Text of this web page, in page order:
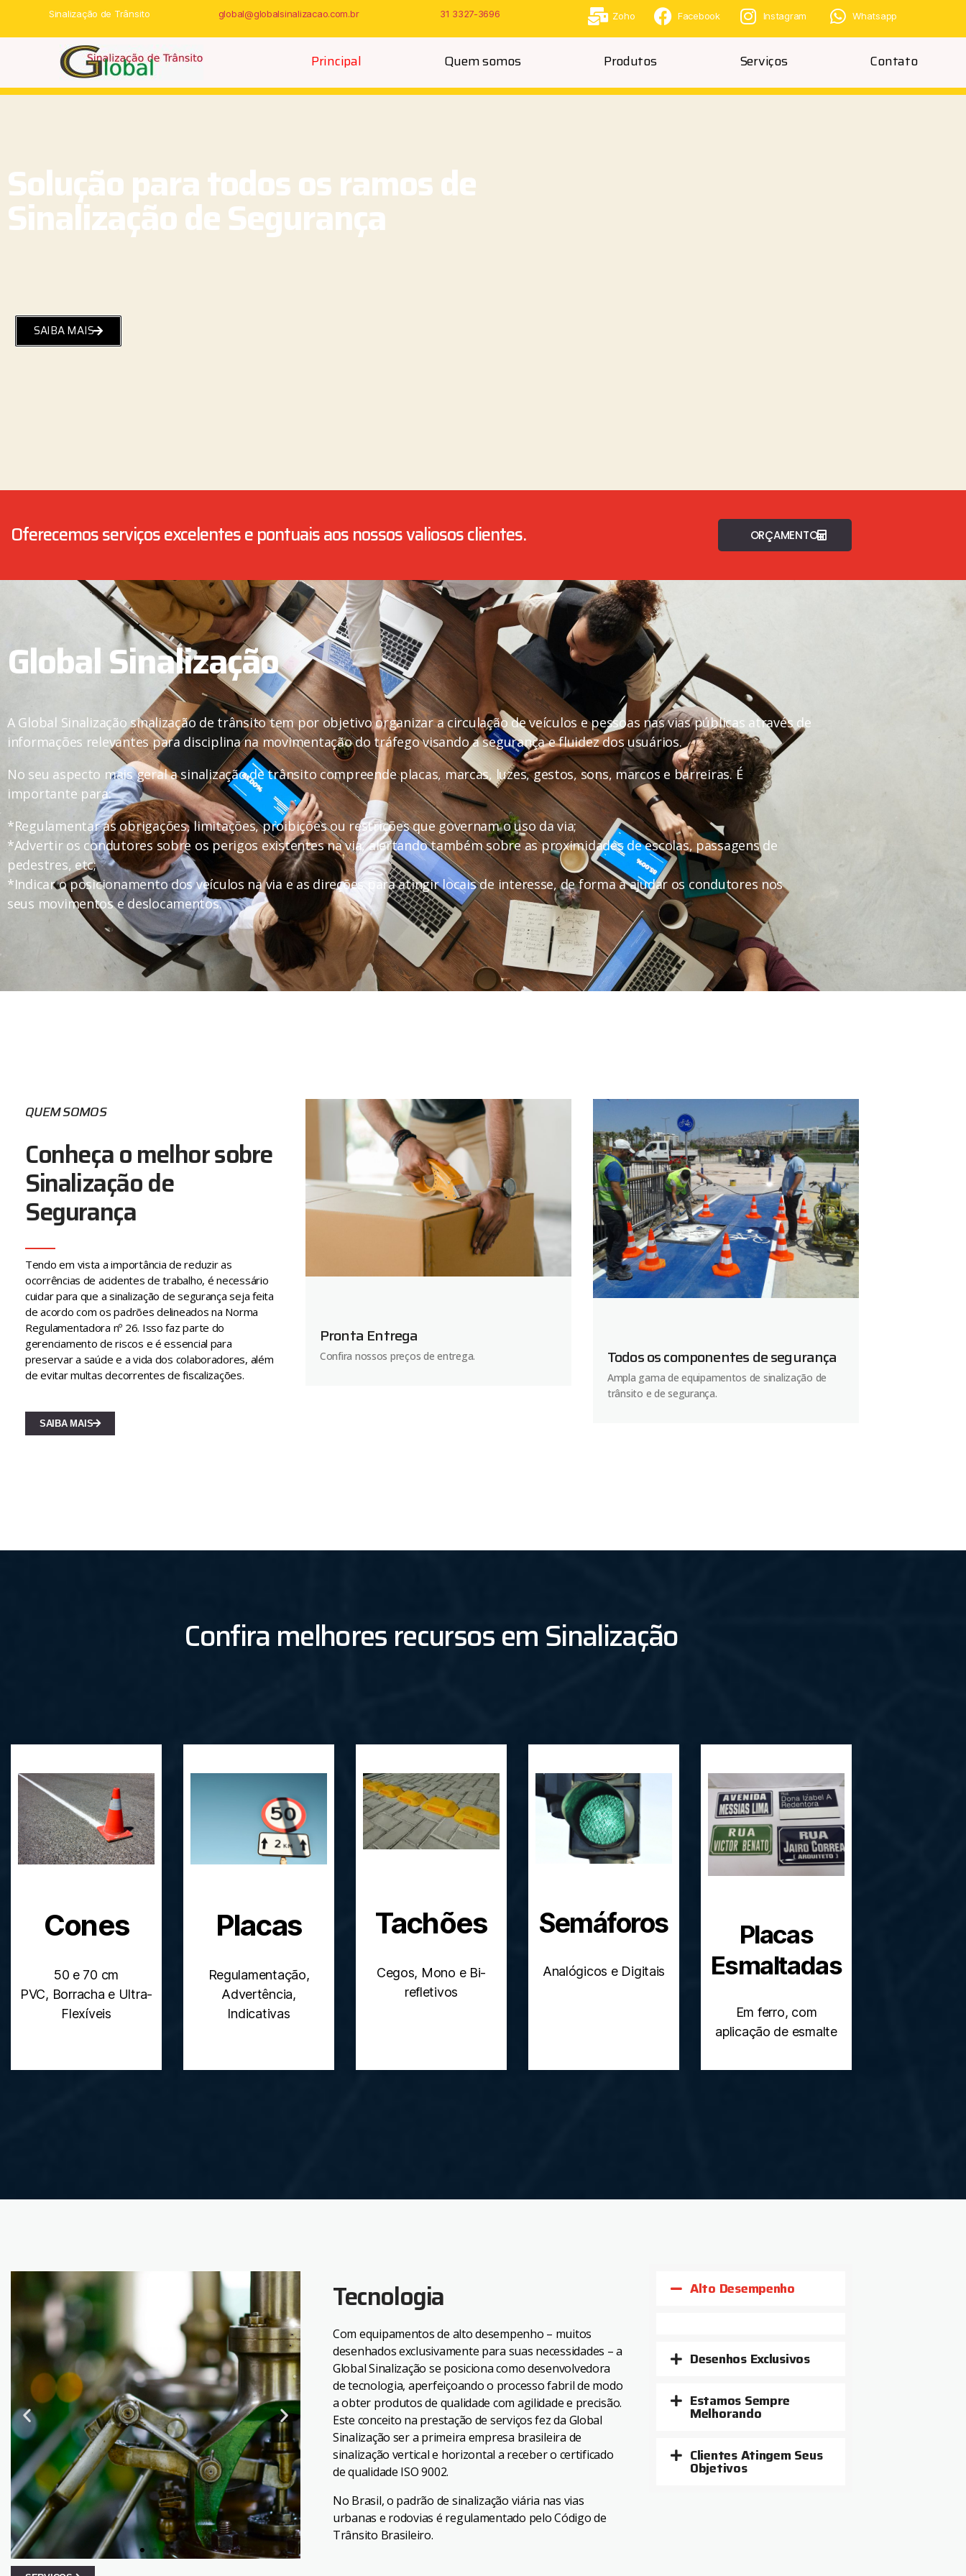
Sinalização de Trânsito global@globalsinalizacao.com.br 31 3327-3696 Zoho Facebook Instagram Whatsapp
Principal Quem somos Produtos Serviços Contato
Solução para todos os ramos de
Sinalização de Segurança
SAIBA MAIS
Oferecemos serviços excelentes e pontuais aos nossos valiosos clientes. ORÇAMENTO
Global Sinalização
A Global Sinalização sinalização de trânsito tem por objetivo organizar a circulação de veículos e pessoas nas vias públicas através de
informações relevantes para disciplina na movimentação do tráfego visando a segurança e fluidez dos usuários.
No seu aspecto mais geral a sinalização de trânsito compreende placas, marcas, luzes, gestos, sons, marcos e barreiras. É
importante para:
*Regulamentar as obrigações, limitações, proibições ou restrições que governam o uso da via;
*Advertir os condutores sobre os perigos existentes na via, alertando também sobre as proximidades de escolas, passagens de
pedestres, etc;
*Indicar o posicionamento dos veículos na via e as direções para atingir locais de interesse, de forma a ajudar os condutores nos
seus movimentos e deslocamentos.
QUEM SOMOS
Conheça o melhor sobre
Sinalização de
Segurança
Tendo em vista a importância de reduzir as
ocorrências de acidentes de trabalho, é necessário
cuidar para que a sinalização de segurança seja feita
de acordo com os padrões delineados na Norma
Regulamentadora nº 26. Isso faz parte do
gerenciamento de riscos e é essencial para
preservar a saúde e a vida dos colaboradores, além
de evitar multas decorrentes de fiscalizações.
SAIBA MAIS
Pronta Entrega
Confira nossos preços de entrega. Todos os componentes de segurança
Ampla gama de equipamentos de sinalização de
trânsito e de segurança.
Confira melhores recursos em Sinalização
Cones
50 e 70 cm
PVC, Borracha e Ultra-
Flexíveis
Placas
Regulamentação,
Advertência,
Indicativas
Tachões
Cegos, Mono e Bi-
refletivos
Semáforos
Analógicos e Digitais
Placas
Esmaltadas
Em ferro, com
aplicação de esmalte
Tecnologia
Com equipamentos de alto desempenho – muitos
desenhados exclusivamente para suas necessidades – a
Global Sinalização se posiciona como desenvolvedora
de tecnologia, aperfeiçoando o processo fabril de modo
a obter produtos de qualidade com agilidade e precisão.
Este conceito na prestação de serviços fez da Global
Sinalização ser a primeira empresa brasileira de
sinalização vertical e horizontal a receber o certificado
de qualidade ISO 9002.
No Brasil, o padrão de sinalização viária nas vias
urbanas e rodovias é regulamentado pelo Código de
Trânsito Brasileiro.
Alto Desempenho
Desenhos Exclusivos
Estamos Sempre
Melhorando
Clientes Atingem Seus
Objetivos